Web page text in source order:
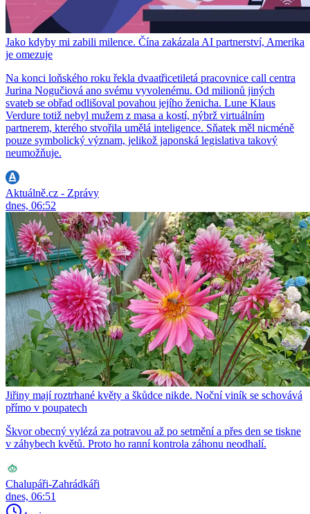
Jako kdyby mi zabili milence. Čína zakázala AI partnerství, Amerika
je omezuje
Na konci loňského roku řekla dvaatřicetiletá pracovnice call centra
Jurina Nogučiová ano svému vyvolenému. Od milionů jiných
svateb se obřad odlišoval povahou jejího ženicha. Lune Klaus
Verdure totiž nebyl mužem z masa a kostí, nýbrž virtuálním
partnerem, kterého stvořila umělá inteligence. Sňatek měl nicméně
pouze symbolický význam, jelikož japonská legislativa takový
neumožňuje.
Aktuálně.cz - Zprávy
dnes, 06:52
Jiřiny mají roztrhané květy a škůdce nikde. Noční viník se schovává
přímo v poupatech
Škvor obecný vylézá za potravou až po setmění a přes den se tiskne
v záhybech květů. Proto ho ranní kontrola záhonu neodhalí.
Chalupáři-Zahrádkáři
dnes, 06:51